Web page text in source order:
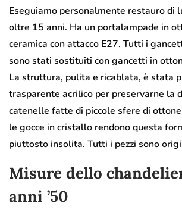
Eseguiamo personalmente restauro di
oltre 15 anni. Ha un portalampade in
ceramica con attacco E27. Tutti i
sono stati sostituiti con gancetti in
La struttura, pulita e ricablata, è stata
trasparente acrilico per preservarne la
catenelle fatte di piccole sfere di
le gocce in cristallo rendono questa
piuttosto insolita. Tutti i pezzi sono
Misure dello
anni ’50